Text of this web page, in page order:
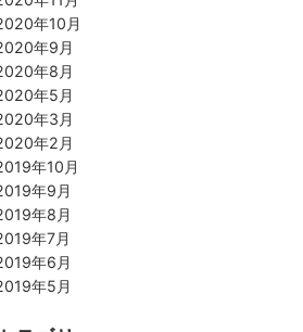
年10月
年9月
年8月
年5月
年3月
年2月
年10月
年9月
年8月
年7月
年6月
年5月